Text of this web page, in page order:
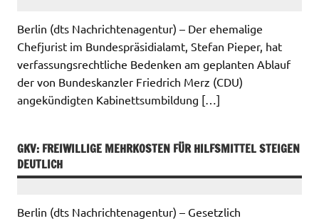
Berlin (dts Nachrichtenagentur) – Der ehemalige
Chefjurist im Bundespräsidialamt, Stefan Pieper, hat
verfassungsrechtliche Bedenken am geplanten Ablauf
der von Bundeskanzler Friedrich Merz (CDU)
angekündigten Kabinettsumbildung […]
GKV: FREIWILLIGE MEHRKOSTEN FÜR HILFSMITTEL STEIGEN
DEUTLICH
Berlin (dts Nachrichtenagentur) – Gesetzlich